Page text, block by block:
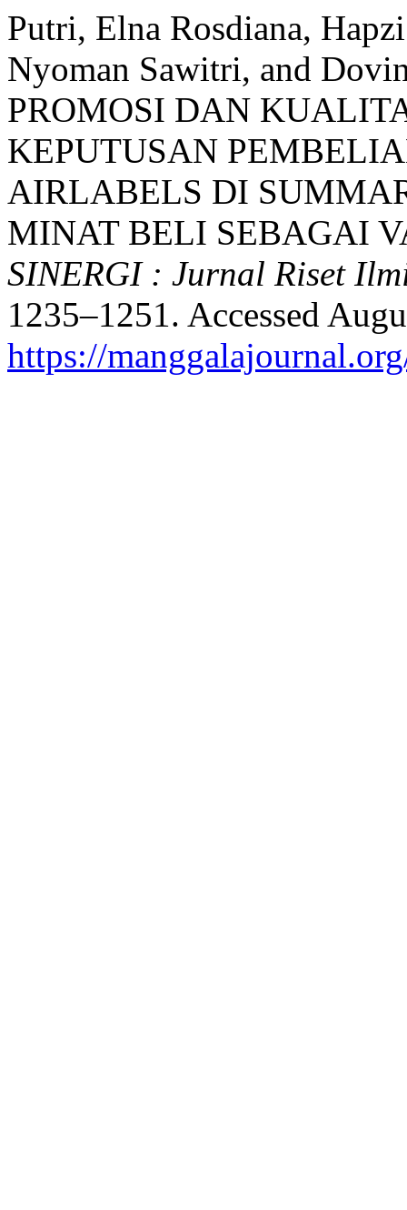
Putri, Elna Rosdiana,
Nyoman Sawitri, and
PROMOSI DAN
KEPUTUSAN
AIRLABELS DI
MINAT BELI SEBAGAI
SINERGI : Jurnal Riset
1235–1251. Accessed
https://